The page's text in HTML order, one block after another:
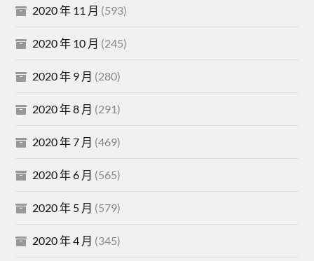
2020 年 11 月 (593)
2020 年 10 月 (245)
2020 年 9 月 (280)
2020 年 8 月 (291)
2020 年 7 月 (469)
2020 年 6 月 (565)
2020 年 5 月 (579)
2020 年 4 月 (345)